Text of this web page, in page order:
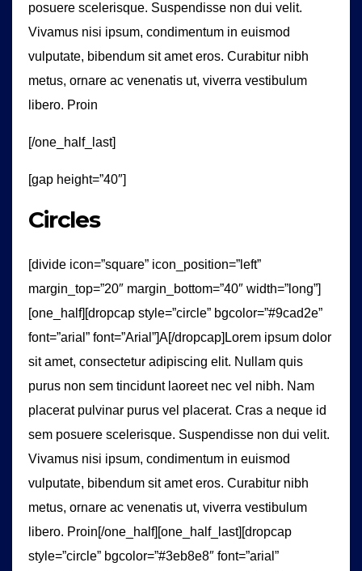
posuere scelerisque. Suspendisse non dui velit.
Vivamus nisi ipsum, condimentum in euismod
vulputate, bibendum sit amet eros. Curabitur nibh
metus, ornare ac venenatis ut, viverra vestibulum
libero. Proin
[/one_half_last]
[gap height=”40″]
Circles
[divide icon=”square” icon_position=”left”
margin_top=”20″ margin_bottom=”40″ width=”long”]
[one_half][dropcap style=”circle” bgcolor=”#9cad2e”
font=”arial” font=”Arial”]A[/dropcap]Lorem ipsum dolor
sit amet, consectetur adipiscing elit. Nullam quis
purus non sem tincidunt laoreet nec vel nibh. Nam
placerat pulvinar purus vel placerat. Cras a neque id
sem posuere scelerisque. Suspendisse non dui velit.
Vivamus nisi ipsum, condimentum in euismod
vulputate, bibendum sit amet eros. Curabitur nibh
metus, ornare ac venenatis ut, viverra vestibulum
libero. Proin[/one_half][one_half_last][dropcap
style=”circle” bgcolor=”#3eb8e8″ font=”arial”